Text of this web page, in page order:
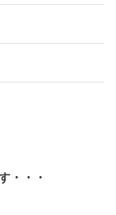
・・・